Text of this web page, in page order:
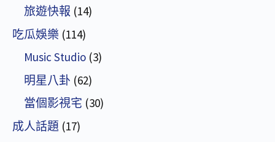
旅遊快報 (14)
吃瓜娛樂 (114)
Music Studio (3)
明星八卦 (62)
當個影視宅 (30)
成人話題 (17)